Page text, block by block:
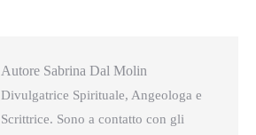
Autore Sabrina Dal Molin
Divulgatrice Spirituale, Angeologa e
Scrittrice. Sono a contatto con gli